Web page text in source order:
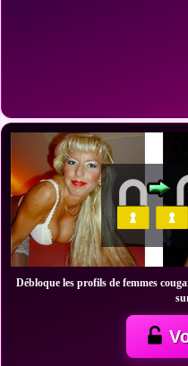
Débloque les profils de femmes